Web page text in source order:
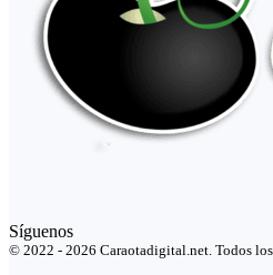
Síguenos
© 2022 - 2026 Caraotadigital.net. Todos los